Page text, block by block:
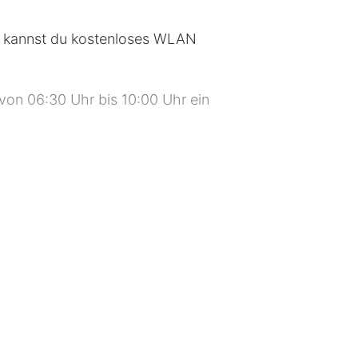
du kostenloses WLAN
06:30 Uhr bis 10:00 Uhr ein
Diese Unterkunft erhielt
Verfügung.
Nature Park – 4,7 km
Centrum Stuttgart – 10,1 km